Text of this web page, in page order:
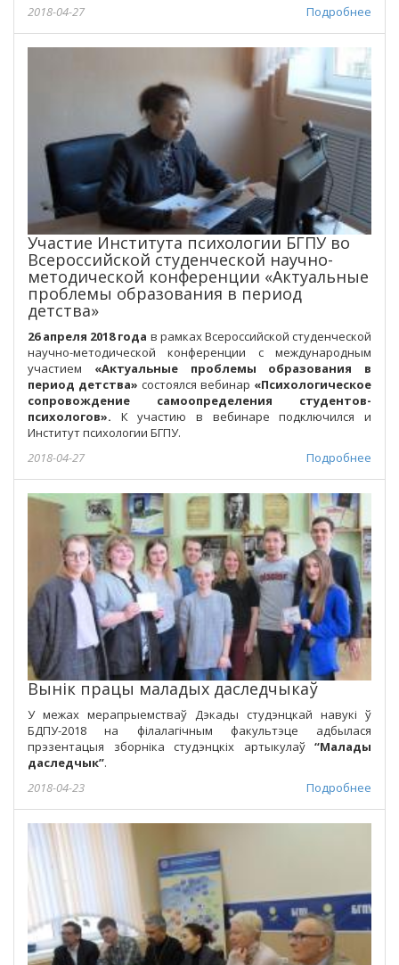
Подробнее
2018-04-27
Участие Института психологии БГПУ во
Всероссийской студенческой научно-
методической конференции «Актуальные
проблемы образования в период
детства»
26 апреля 2018 года в рамках Всероссийской студенческой
научно-методической конференции с международным
участием «Актуальные проблемы образования в
период детства» состоялся вебинар «Психологическое
сопровождение самоопределения студентов-
психологов». К участию в вебинаре подключился и
Институт психологии БГПУ.
Подробнее
2018-04-27
Вынік працы маладых даследчыкаў
У межах мерапрыемстваў Дэкады студэнцкай навукі ў
БДПУ-2018 на філалагічным факультэце адбылася
прэзентацыя зборніка студэнцкіх артыкулаў “Малады
даследчык”.
Подробнее
2018-04-23